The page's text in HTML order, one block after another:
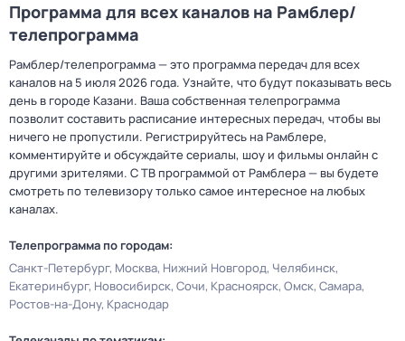
Программа для всех каналов на Рамблер/
телепрограмма
Рамблер/телепрограмма — это программа передач для всех
каналов на 5 июля 2026 года. Узнайте, что будут показывать весь
день в городе Казани. Ваша собственная телепрограмма
позволит составить расписание интересных передач, чтобы вы
ничего не пропустили. Регистрируйтесь на Рамблере,
комментируйте и обсуждайте сериалы, шоу и фильмы онлайн с
другими зрителями. С ТВ программой от Рамблера — вы будете
смотреть по телевизору только самое интересное на любых
каналах.
Телепрограмма по городам:
Санкт-Петербург Москва Нижний Новгород Челябинск
Екатеринбург Новосибирск Сочи Красноярск Омск Самара
Ростов-на-Дону Краснодар